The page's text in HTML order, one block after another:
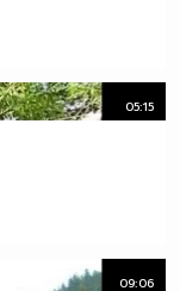
05:15
09:06